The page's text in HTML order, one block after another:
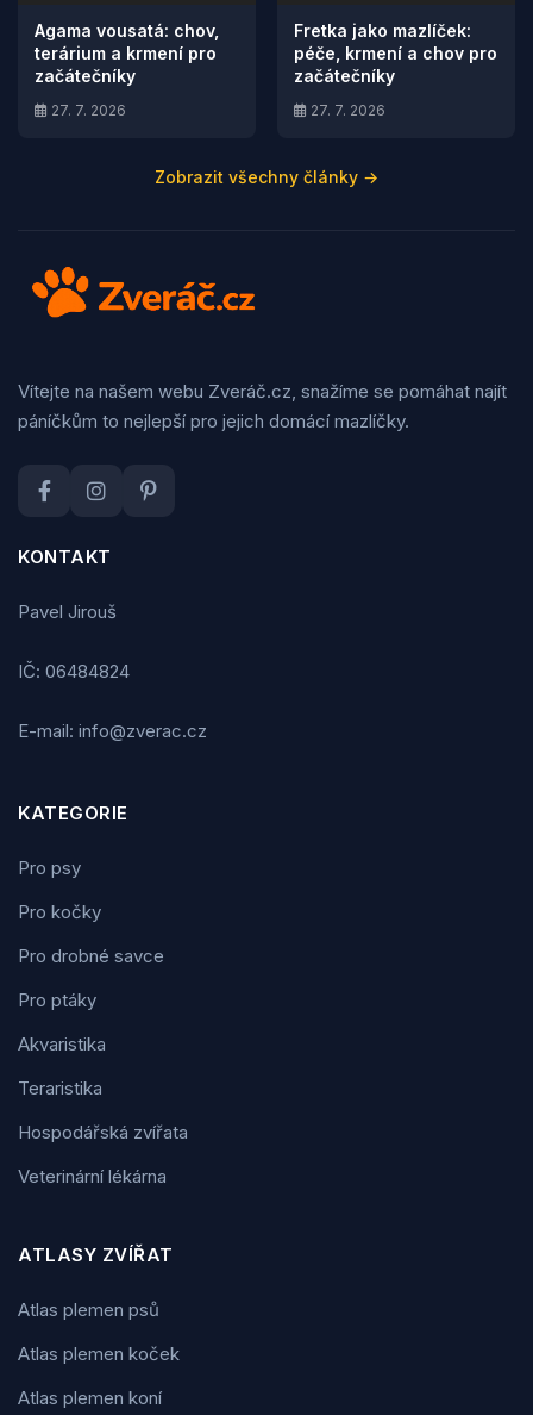
Agama vousatá: chov,
terárium a krmení pro
začátečníky
27. 7. 2026
Fretka jako mazlíček:
péče, krmení a chov pro
začátečníky
27. 7. 2026
Zobrazit všechny články →
Vítejte na našem webu Zveráč.cz, snažíme se pomáhat najít
páníčkům to nejlepší pro jejich domácí mazlíčky.
KONTAKT
Pavel Jirouš
IČ: 06484824
E-mail: info@zverac.cz
KATEGORIE
Pro psy
Pro kočky
Pro drobné savce
Pro ptáky
Akvaristika
Teraristika
Hospodářská zvířata
Veterinární lékárna
ATLASY ZVÍŘAT
Atlas plemen psů
Atlas plemen koček
Atlas plemen koní